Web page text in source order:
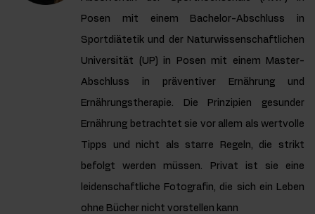
Posen mit einem Bachelor-Abschluss in
Sportdiätetik und der Naturwissenschaftlichen
Universität (UP) in Posen mit einem Master-
Abschluss in präventiver Ernährung und
Ernährungstherapie. Die Prinzipien gesunder
Ernährung betrachtet sie vor allem als wertvolle
Tipps und nicht als starre Regeln, die strikt
befolgt werden müssen. Privat ist sie eine
leidenschaftliche Fotografin, die sich ein Leben
ohne Bücher nicht vorstellen kann